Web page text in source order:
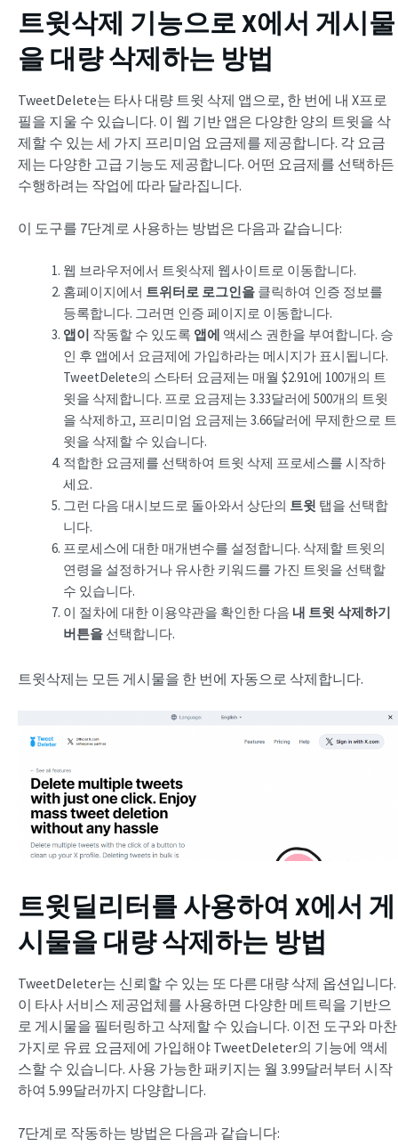
트윗삭제 기능으로 X에서 게시물
을 대량 삭제하는 방법
TweetDelete는 타사 대량 트윗 삭제 앱으로, 한 번에 내 X프로
필을 지울 수 있습니다. 이 웹 기반 앱은 다양한 양의 트윗을 삭
제할 수 있는 세 가지 프리미엄 요금제를 제공합니다. 각 요금
제는 다양한 고급 기능도 제공합니다. 어떤 요금제를 선택하든
수행하려는 작업에 따라 달라집니다.
이 도구를 7단계로 사용하는 방법은 다음과 같습니다:
웹 브라우저에서 트윗삭제 웹사이트로 이동합니다.
홈페이지에서 트위터로 로그인을 클릭하여 인증 정보를
등록합니다. 그러면 인증 페이지로 이동합니다.
앱이 작동할 수 있도록 앱에 액세스 권한을 부여합니다. 승
인 후 앱에서 요금제에 가입하라는 메시지가 표시됩니다.
TweetDelete의 스타터 요금제는 매월 $2.91에 100개의 트
윗을 삭제합니다. 프로 요금제는 3.33달러에 500개의 트윗
을 삭제하고, 프리미엄 요금제는 3.66달러에 무제한으로 트
윗을 삭제할 수 있습니다.
적합한 요금제를 선택하여 트윗 삭제 프로세스를 시작하
세요.
그런 다음 대시보드로 돌아와서 상단의 트윗 탭을 선택합
니다.
프로세스에 대한 매개변수를 설정합니다. 삭제할 트윗의
연령을 설정하거나 유사한 키워드를 가진 트윗을 선택할
수 있습니다.
이 절차에 대한 이용약관을 확인한 다음 내 트윗 삭제하기
버튼을 선택합니다.
트윗삭제는 모든 게시물을 한 번에 자동으로 삭제합니다.
트윗딜리터를 사용하여 X에서 게
시물을 대량 삭제하는 방법
TweetDeleter는 신뢰할 수 있는 또 다른 대량 삭제 옵션입니다.
이 타사 서비스 제공업체를 사용하면 다양한 메트릭을 기반으
로 게시물을 필터링하고 삭제할 수 있습니다. 이전 도구와 마찬
가지로 유료 요금제에 가입해야 TweetDeleter의 기능에 액세
스할 수 있습니다. 사용 가능한 패키지는 월 3.99달러부터 시작
하여 5.99달러까지 다양합니다.
7단계로 작동하는 방법은 다음과 같습니다: